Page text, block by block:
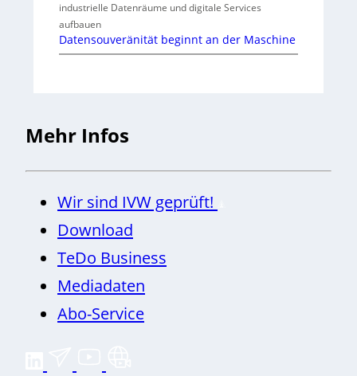
industrielle Datenräume und digitale Services
aufbauen
Datensouveränität beginnt an der Maschine
Mehr Infos
Wir sind IVW geprüft!
Download
TeDo Business
Mediadaten
Abo-Service